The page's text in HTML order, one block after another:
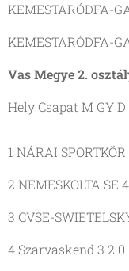
KEMESTARÓDFA-
KEMESTARÓDFA-
Vas Megye 2.
Hely Csapat M GY
1 NÁRAI SPORTKÖR
2 NEMESKOLTA SE
3 CVSE-
4 Szarvaskend 3 2 0